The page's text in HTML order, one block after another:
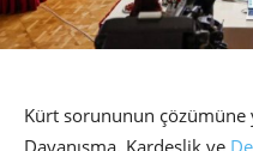
Kürt sorununun